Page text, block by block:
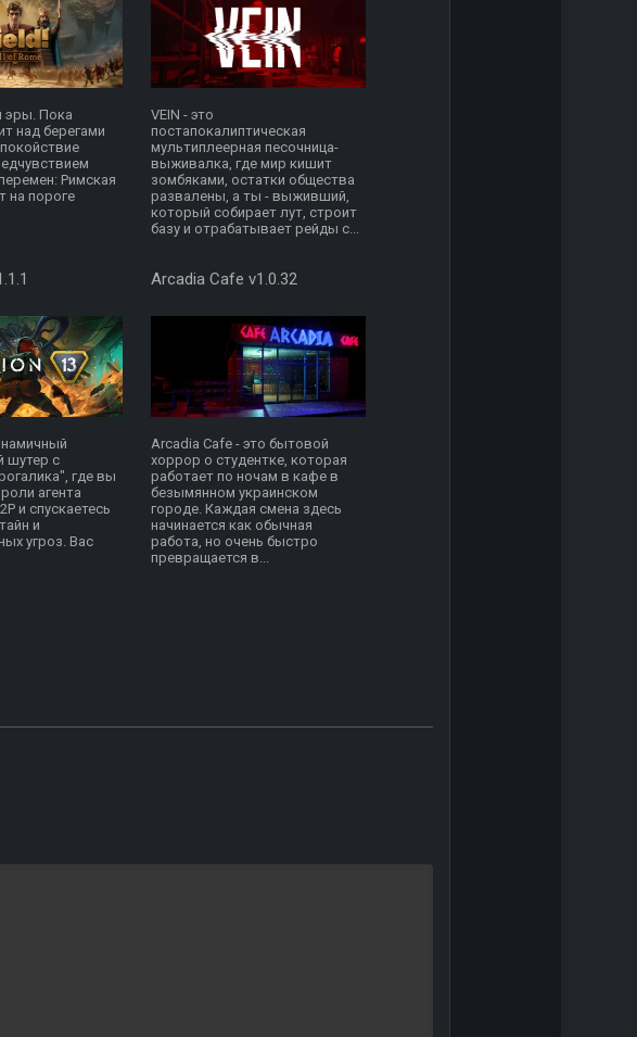
эры. Пока
над берегами
Римская
на пороге
VEIN - это
постапокалиптическая
мультиплеерная песочница-
выживалка, где мир кишит
зомбяками, остатки общества
развалены, а ты - выживший,
который собирает лут, строит
базу и отрабатывает рейды с...
шутер с
где вы
агента
и спускаетесь
и
угроз. Вас
Arcadia Cafe v1.0.32
Arcadia Cafe - это бытовой
хоррор о студентке, которая
работает по ночам в кафе в
безымянном украинском
городе. Каждая смена здесь
начинается как обычная
работа, но очень быстро
превращается в...